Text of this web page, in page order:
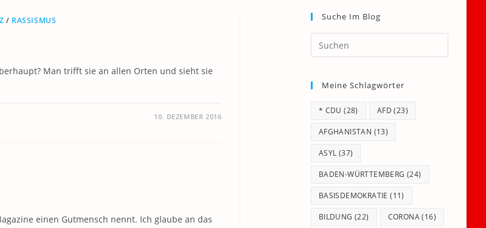
/ RASSISMUS
Man trifft sie an allen Orten und sieht sie
10. DEZEMBER 2016
einen Gutmensch nennt. Ich glaube an das
Suche Im Blog
Escape
Meine Schlagwörter
* CDU (28) AFD (23)
AFGHANISTAN (13)
ASYL (37)
BADEN-WÜRTTEMBERG (24)
BASISDEMOKRATIE (11)
BILDUNG (22) CORONA(16)